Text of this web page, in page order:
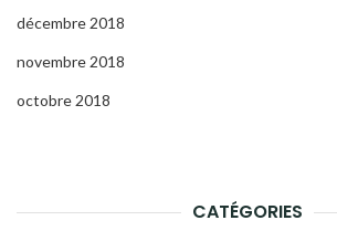
décembre 2018
novembre 2018
octobre 2018
CATÉGORIES